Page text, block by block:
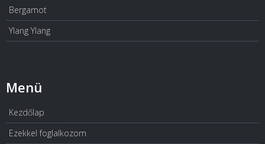
Bergamot
Ylang Ylang
Menü
Kezdőlap
Ezekkel foglalkozom